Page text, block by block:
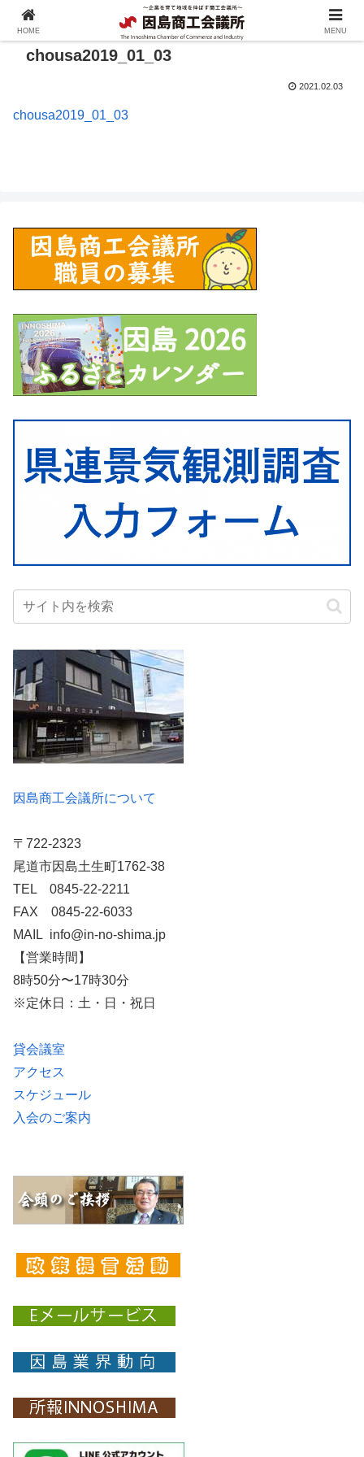
chousa2019_01_03
2021.02.03
chousa2019_01_03
因島商工会議所について
〒722-2323
尾道市因島土生町1762-38
TEL 0845-22-2211
FAX 0845-22-6033
MAIL info@in-no-shima.jp
【営業時間】
8時50分〜17時30分
※定休日：土・日・祝日
貸会議室
アクセス
スケジュール
入会のご案内
HOME MENU